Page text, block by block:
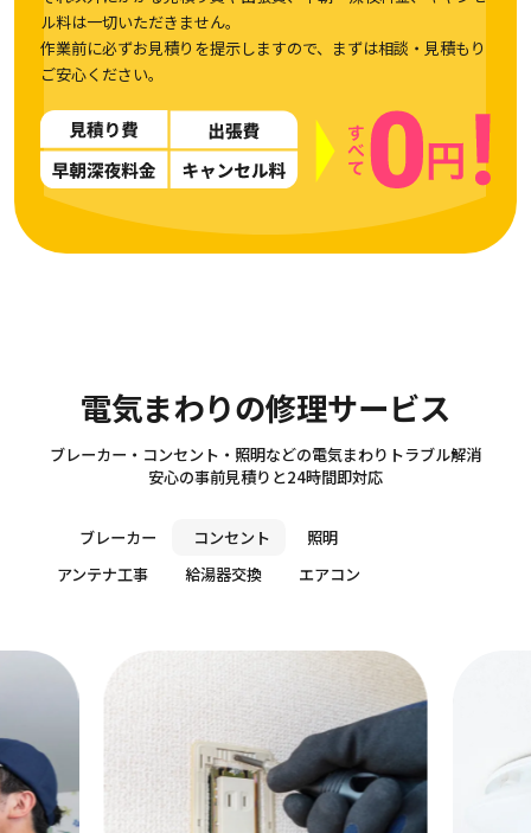
ル料は一切いただきません。
作業前に必ずお見積りを提示しますので、まずは相談・見積もり
ご安心ください。
電気まわりの修理サービス
Electricity
ブレーカー・コンセント・照明などの電気まわりトラブル解消
安心の事前見積りと24時間即対応
ブレーカー コンセント
照明
アンテナ工事
給湯器交換 エアコン